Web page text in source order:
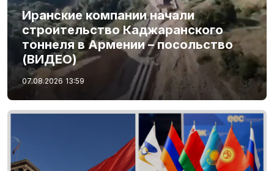
Иранские компании начали
строительство Каджаранского
тоннеля в Армении – посольство
(ВИДЕО)
07.08.2026 13:59